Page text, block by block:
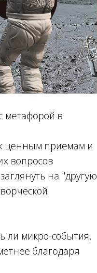
метафорой в
ценным приемам и
вопросов
на "другую
ли микро-события,
благодаря